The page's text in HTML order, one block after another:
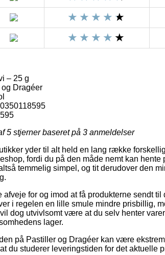
– 25 g
Dragéer
5 stjerner baseret på 3 anmeldelser
yder til alt held en lang række
fordi du på den måde nemt kan
temmelig simpel, og tit derudover den
afveje for og imod at få produkterne sendt
i regelen en lille smule mindre prisbillig,
dog utvivlsomt være at du selv henter
lager.
på Pastiller og Dragéer kan være
du studerer leveringstiden for det aktuelle